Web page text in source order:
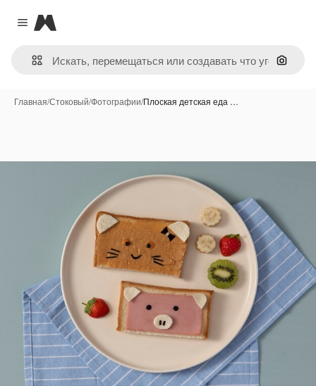
Close menu
Magnific
Поиск
Главная/Стоковый/Фотографии/Плоская детская еда …